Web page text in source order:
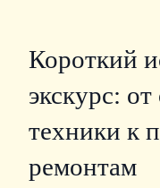
Короткий
экскурс:
техники к
ремонтам